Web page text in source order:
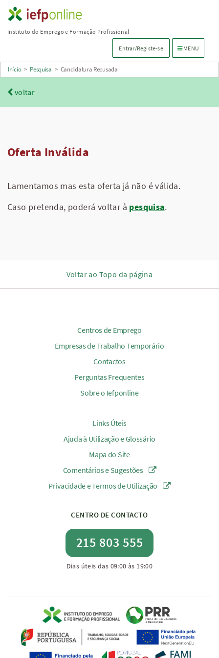
Saltar
para
principal
Instituto do Emprego e Formação Profissional
Entrar/Registe-se Menu de
MENU
Início > Pesquisa > Candidatura Recusada
voltar
Oferta Inválida
Lamentamos mas esta oferta já não é válida.
Caso pretenda, poderá voltar à pesquisa.
Voltar ao Topo da página
Centros de Emprego
Empresas de Trabalho Temporário
Contactos
Perguntas Frequentes
Sobre o Iefponline
Links Úteis
Ajuda à Utilização e Glossário
Mapa do Site
Comentários e Sugestões
Privacidade e Termos de Utilização
CENTRO DE CONTACTO
215 803 555
Dias úteis das 09:00 às 19:00